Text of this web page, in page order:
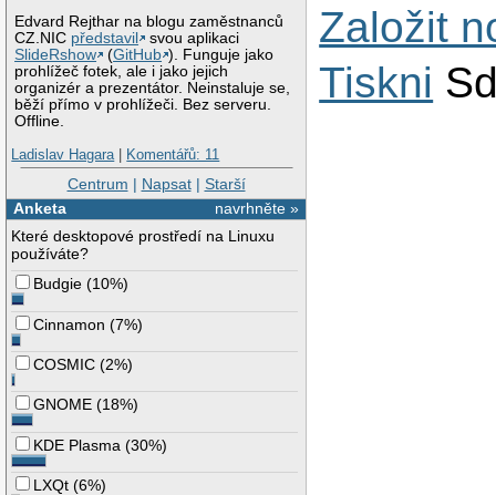
Edvard Rejthar na blogu zaměstnanců
CZ.NIC představil
svou aplikaci
SlideRshow
(GitHub ). Funguje jako
prohlížeč fotek, ale i jako jejich
organizér a prezentátor. Neinstaluje se,
běží přímo v prohlížeči. Bez serveru.
Offline.
Ladislav Hagara| Komentářů: 11
Centrum | Napsat| Starší
navrhněte »
Anketa
Které desktopové prostředí na Linuxu
používáte?
Budgie (10%)
Cinnamon (7%)
COSMIC (2%)
GNOME (18%)
KDE Plasma (30%)
LXQt (6%)
Založit
Tiskni